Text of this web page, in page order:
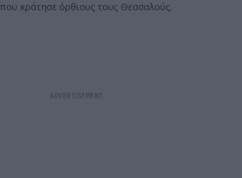
που κράτησε όρθιους τους Θεσσαλούς.